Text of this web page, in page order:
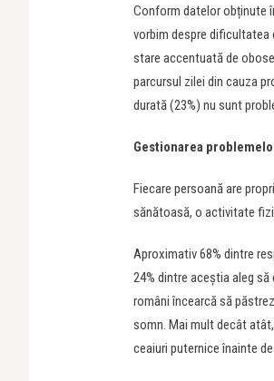
Conform datelor obținute
vorbim despre dificultatea
stare accentuată de
parcursul zilei din cauza
durată (23%) nu sunt
Gestionarea
Fiecare persoană are
sănătoasă, o activitate
Aproximativ 68% dintre
24% dintre aceștia aleg
români încearcă să
somn. Mai mult decât
ceaiuri puternice înainte